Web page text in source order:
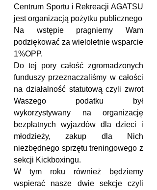
Centrum Sportu i Rekreacji AGATSU
jest organizacją pożytku publicznego
Na wstępie pragniemy Wam
podziękować za wieloletnie wsparcie
1%OPP.
Do tej pory całość zgromadzonych
funduszy przeznaczaliśmy w całości
na działalność statutową czyli zwrot
Waszego podatku był
wykorzystywany na organizację
bezpłatnych wyjazdów dla dzieci i
młodzieży, zakup dla Nich
niezbędnego sprzętu treningowego z
sekcji Kickboxingu.
W tym roku również będziemy
wspierać nasze dwie sekcje czyli